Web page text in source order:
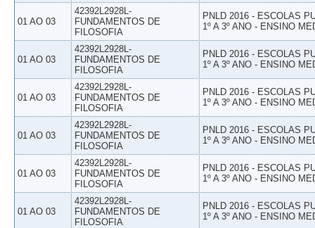
01 AO 03
42392L2928L-
FUNDAMENTOS DE
FILOSOFIA
PNLD 2016 - ESCOLAS
1º A 3º ANO - ENSINO
01 AO 03
42392L2928L-
FUNDAMENTOS DE
FILOSOFIA
PNLD 2016 - ESCOLAS
1º A 3º ANO - ENSINO
01 AO 03
42392L2928L-
FUNDAMENTOS DE
FILOSOFIA
PNLD 2016 - ESCOLAS
1º A 3º ANO - ENSINO
01 AO 03
42392L2928L-
FUNDAMENTOS DE
FILOSOFIA
PNLD 2016 - ESCOLAS
1º A 3º ANO - ENSINO
01 AO 03
42392L2928L-
FUNDAMENTOS DE
FILOSOFIA
PNLD 2016 - ESCOLAS
1º A 3º ANO - ENSINO
01 AO 03
42392L2928L-
FUNDAMENTOS DE
FILOSOFIA
PNLD 2016 - ESCOLAS
1º A 3º ANO - ENSINO